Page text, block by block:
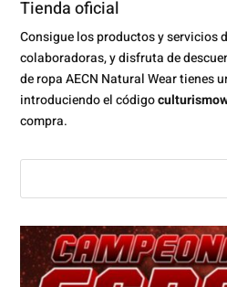
Tienda oficial
Consigue los productos y servicios
colaboradoras, y disfruta de
de ropa AECN Natural Wear tienes
introduciendo el código
compra.